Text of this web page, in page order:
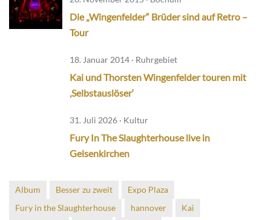
Die „Wingenfelder“ Brüder sind auf Retro –
Tour
18. Januar 2014 · Ruhrgebiet
Kai und Thorsten Wingenfelder touren mit
‚Selbstauslöser‘
31. Juli 2026 · Kultur
Fury In The Slaughterhouse live in
Gelsenkirchen
Album Besser zu zweit
Expo Plaza
Fury in the Slaughterhouse
hannover
Kai